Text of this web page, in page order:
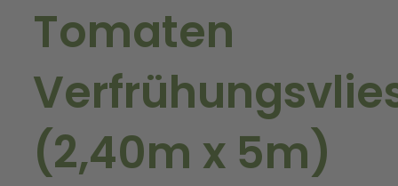
Tomaten
(2,40m x 5m)